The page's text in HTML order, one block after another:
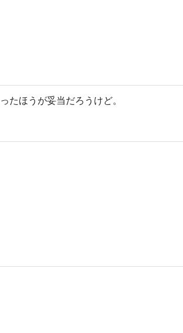
ほうが妥当だろうけど。